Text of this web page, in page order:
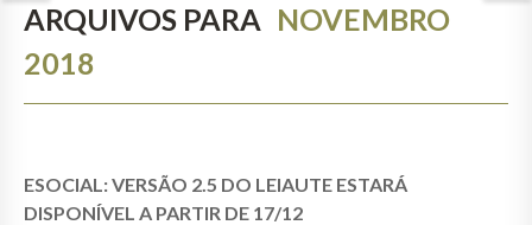
ARQUIVOS PARA NOVEMBRO
2018
ESOCIAL: VERSÃO 2.5 DO LEIAUTE ESTARÁ
DISPONÍVEL A PARTIR DE 17/12